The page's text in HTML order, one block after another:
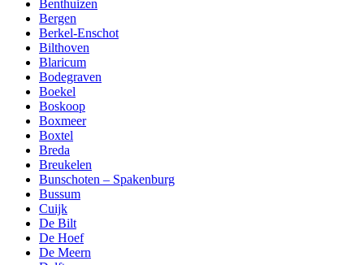
Benthuizen
Bergen
Berkel-Enschot
Bilthoven
Blaricum
Bodegraven
Boekel
Boskoop
Boxmeer
Boxtel
Breda
Breukelen
Bunschoten – Spakenburg
Bussum
Cuijk
De Bilt
De Hoef
De Meern